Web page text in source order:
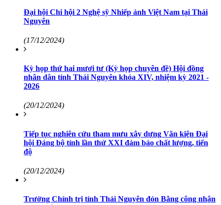
Đại hội Chi hội 2 Nghệ sỹ Nhiếp ảnh Việt Nam tại Thái
Nguyên
(17/12/2024)
Kỳ họp thứ hai mươi tư (Kỳ họp chuyên đề) Hội đồng
nhân dân tỉnh Thái Nguyên khóa XIV, nhiệm kỳ 2021 -
2026
(20/12/2024)
Tiếp tục nghiên cứu tham mưu xây dựng Văn kiện Đại
hội Đảng bộ tỉnh lần thứ XXI đảm bảo chất lượng, tiến
độ
(20/12/2024)
Trường Chính trị tỉnh Thái Nguyên đón Bằng công nhận